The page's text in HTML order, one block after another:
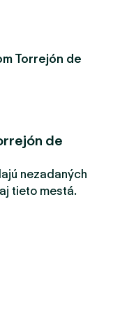
Torrejón de
de
nezadaných
tieto mestá.